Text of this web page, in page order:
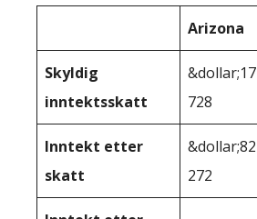
Arizona
Skyldig
inntektsskatt
&dollar;17
728
Inntekt etter
skatt
&dollar;82
272